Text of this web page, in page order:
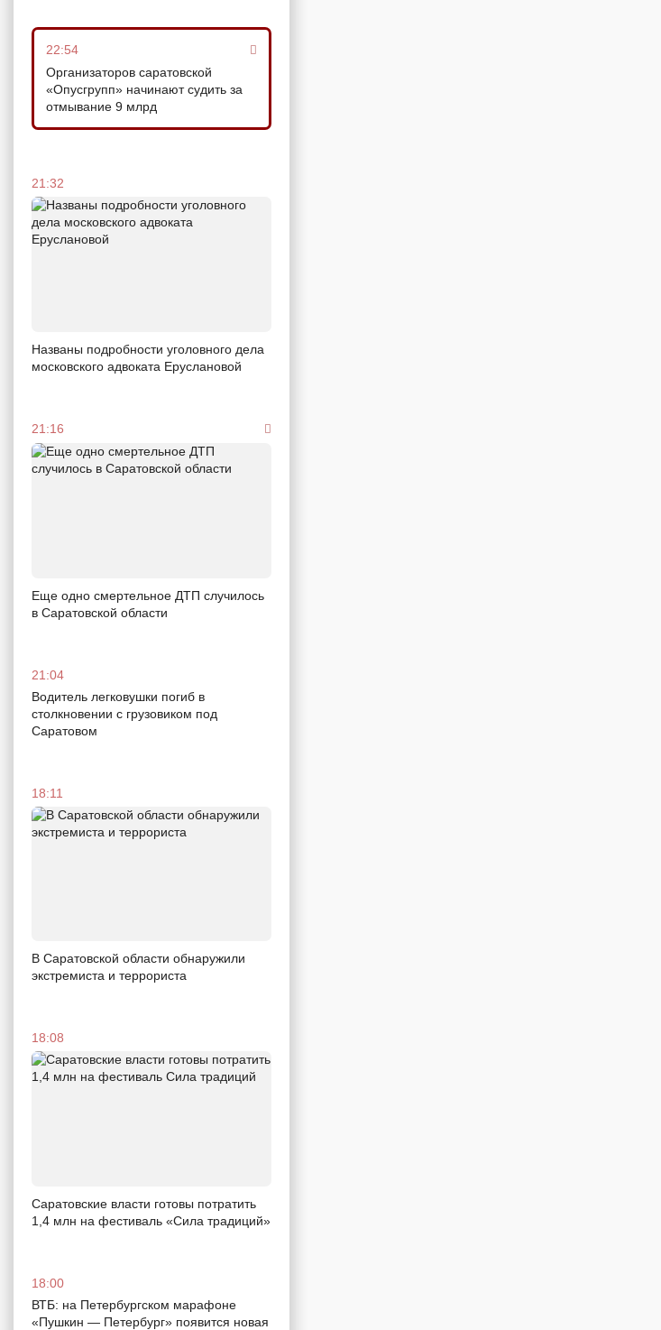
22:54
Организаторов саратовской
«Опусгрупп» начинают судить за
отмывание 9 млрд
21:32
Названы подробности уголовного дела
московского адвоката Еруслановой
21:16
Еще одно смертельное ДТП случилось
в Саратовской области
21:04
Водитель легковушки погиб в
столкновении с грузовиком под
Саратовом
18:11
В Саратовской области обнаружили
экстремиста и террориста
18:08
Саратовские власти готовы потратить
1,4 млн на фестиваль «Сила традиций»
18:00
ВТБ: на Петербургском марафоне
«Пушкин — Петербург» появится новая